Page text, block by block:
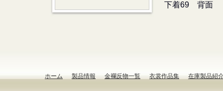
下着69 背面
ホーム 製品情報 金襴反物一覧 衣裳作品集 在庫製品紹